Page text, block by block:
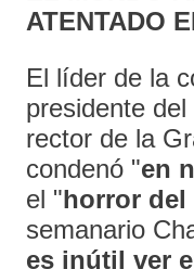
ATENTADO
El líder de la
presidente
rector de la
condenó "en
el "horror del
semanario
es inútil ver